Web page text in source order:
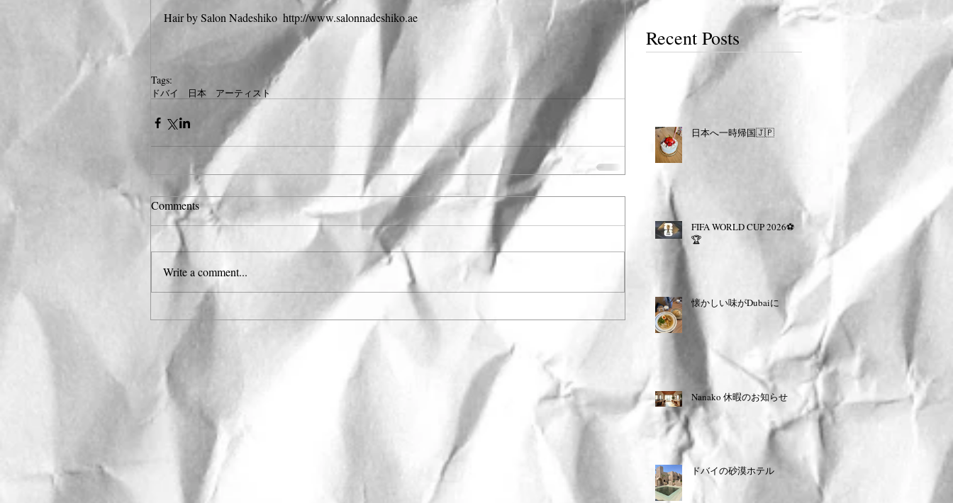
Hair by Salon Nadeshiko  http://www.salonnadeshiko.ae
Tags:
ドバイ 日本 アーティスト
Comments
Write a comment...
Recent Posts
日本へ一時帰国🇯🇵
FIFA WORLD CUP 2026⚽️
🏆
懐かしい味がDubaiに
Nanako 休暇のお知らせ
ドバイの砂漠ホテル